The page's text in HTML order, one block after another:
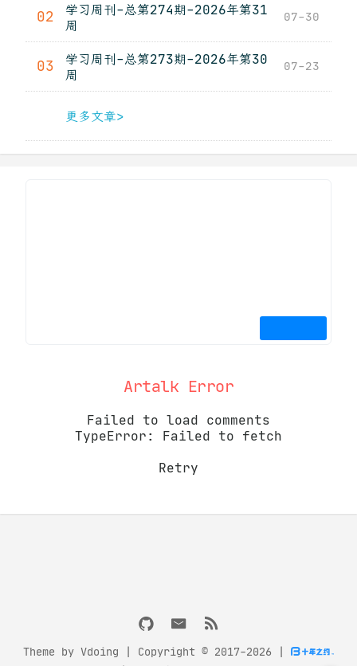
02
学习周刊-总第274期-2026年第31
周
07-30
03
学习周刊-总第273期-2026年第30
周
07-23
更多文章>
Artalk Error
Failed to load comments
TypeError: Failed to fetch
Retry
Theme by Vdoing | Copyright © 2017-2026